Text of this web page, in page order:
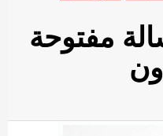
مفتوحة